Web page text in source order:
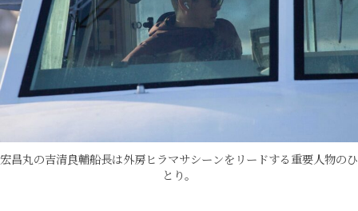
宏昌丸の吉清良輔船長は外房ヒラマサシーンをリードする重要人物のひ
とり。